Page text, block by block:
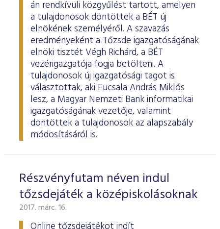
án rendkívüli közgyűlést tartott, amelyen
a tulajdonosok döntöttek a BÉT új
elnökének személyéről. A szavazás
eredményeként a Tőzsde igazgatóságának
elnöki tisztét Végh Richárd, a BÉT
vezérigazgatója fogja betölteni. A
tulajdonosok új igazgatósági tagot is
választottak, aki Fucsala András Miklós
lesz, a Magyar Nemzeti Bank informatikai
igazgatóságának vezetője, valamint
döntöttek a tulajdonosok az alapszabály
módosításáról is.
Részvényfutam néven indul
tőzsdejáték a középiskolásoknak
2017. márc. 16.